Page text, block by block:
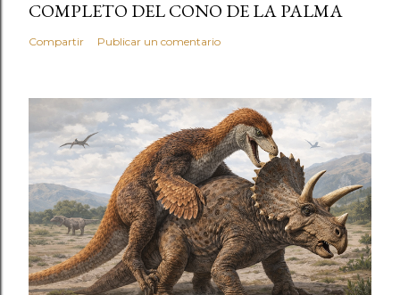
COMPLETO DEL CONO DE LA PALMA
Compartir Publicar un comentario